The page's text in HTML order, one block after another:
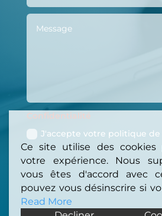
Confidentialité
J'accepte votre politique
Ce site utilise des cookies
votre expérience. Nous
vous êtes d'accord avec
pouvez vous désinscrire si
Read More